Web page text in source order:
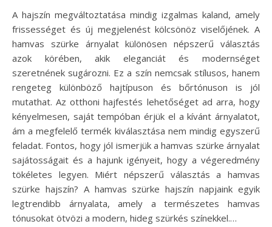
A hajszín megváltoztatása mindig izgalmas kaland, amely
frissességet és új megjelenést kölcsönöz viselőjének. A
hamvas szürke árnyalat különösen népszerű választás
azok körében, akik eleganciát és modernséget
szeretnének sugározni. Ez a szín nemcsak stílusos, hanem
rengeteg különböző hajtípuson és bőrtónuson is jól
mutathat. Az otthoni hajfestés lehetőséget ad arra, hogy
kényelmesen, saját tempóban érjük el a kívánt árnyalatot,
ám a megfelelő termék kiválasztása nem mindig egyszerű
feladat. Fontos, hogy jól ismerjük a hamvas szürke árnyalat
sajátosságait és a hajunk igényeit, hogy a végeredmény
tökéletes legyen. Miért népszerű választás a hamvas
szürke hajszín? A hamvas szürke hajszín napjaink egyik
legtrendibb árnyalata, amely a természetes hamvas
tónusokat ötvözi a modern, hideg szürkés színekkel.…